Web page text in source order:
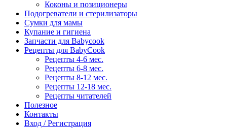
Коконы и позиционеры
Подогреватели и стерилизаторы
Сумки для мамы
Купание и гигиена
Запчасти для Babycook
Рецепты для BabyCook
Рецепты 4-6 мес.
Рецепты 6-8 мес.
Рецепты 8-12 мес.
Рецепты 12-18 мес.
Рецепты читателей
Полезное
Контакты
Вход / Регистрация